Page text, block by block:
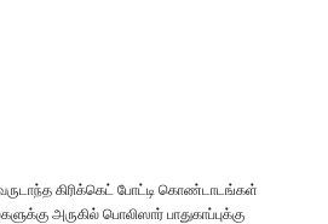
கிரிக்கெட் போட்டி கொண்டாடங்கள்
அருகில் பொலிஸார் பாதுகாப்புக்கு